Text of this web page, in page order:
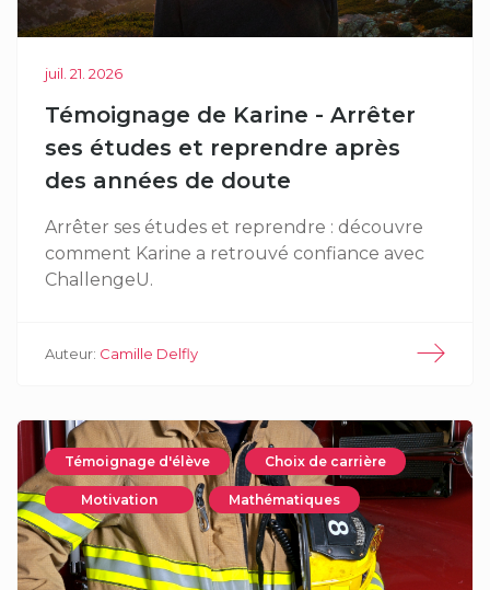
juil. 21. 2026
Témoignage de Karine - Arrêter
ses études et reprendre après
des années de doute
Arrêter ses études et reprendre : découvre
comment Karine a retrouvé confiance avec
ChallengeU.
Auteur: Camille Delfly
Témoignage d'élève Choix de carrière
Motivation Mathématiques